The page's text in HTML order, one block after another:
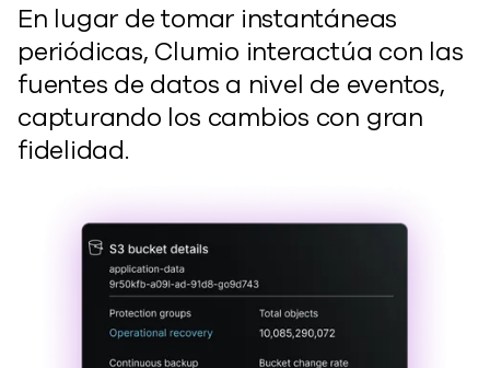
En lugar de tomar instantáneas
periódicas, Clumio interactúa con las
fuentes de datos a nivel de eventos,
capturando los cambios con gran
fidelidad.